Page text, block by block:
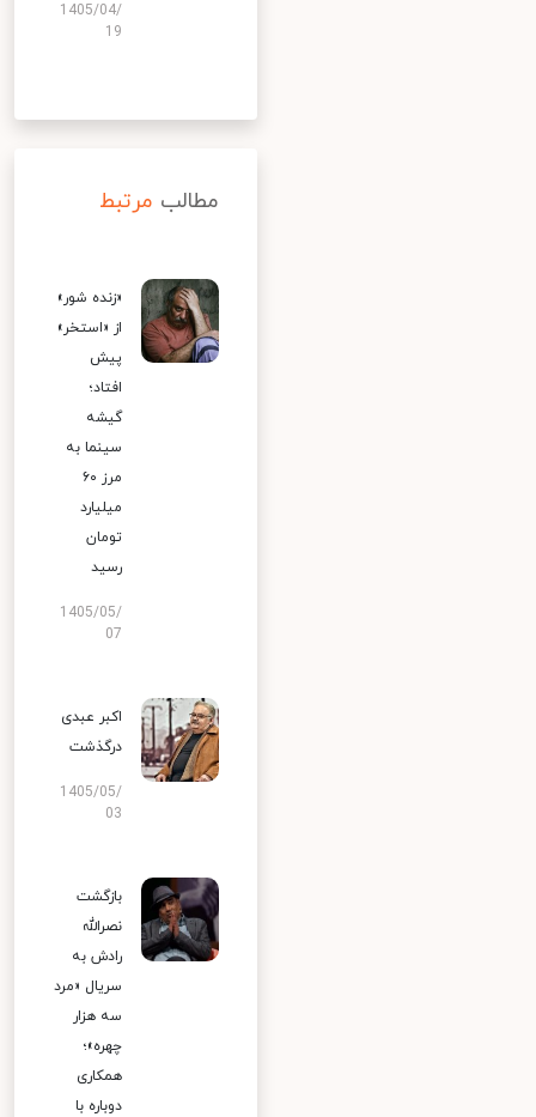
1405/04/
19
مطالب مرتبط
«زنده شور»
از «استخر»
پیش
افتاد؛
گیشه
سینما به
مرز ۶۰
میلیارد
تومان
رسید
1405/05/
07
اکبر عبدی
درگذشت
1405/05/
03
بازگشت
نصرالله
رادش به
سریال «مرد
سه هزار
چهره»؛
همکاری
دوباره با